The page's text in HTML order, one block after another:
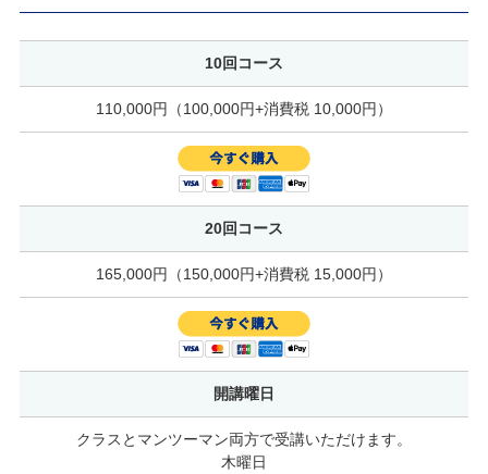
10回コース
110,000円（100,000円+消費税 10,000円）
20回コース
165,000円（150,000円+消費税 15,000円）
開講曜日
クラスとマンツーマン両方で受講いただけます。
木曜日